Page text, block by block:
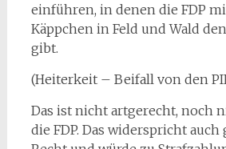
einführen, in denen die FDP
Käppchen in Feld und Wald
gibt.
(Heiterkeit – Beifall von den
Das ist nicht artgerecht, noch
die FDP. Das widerspricht